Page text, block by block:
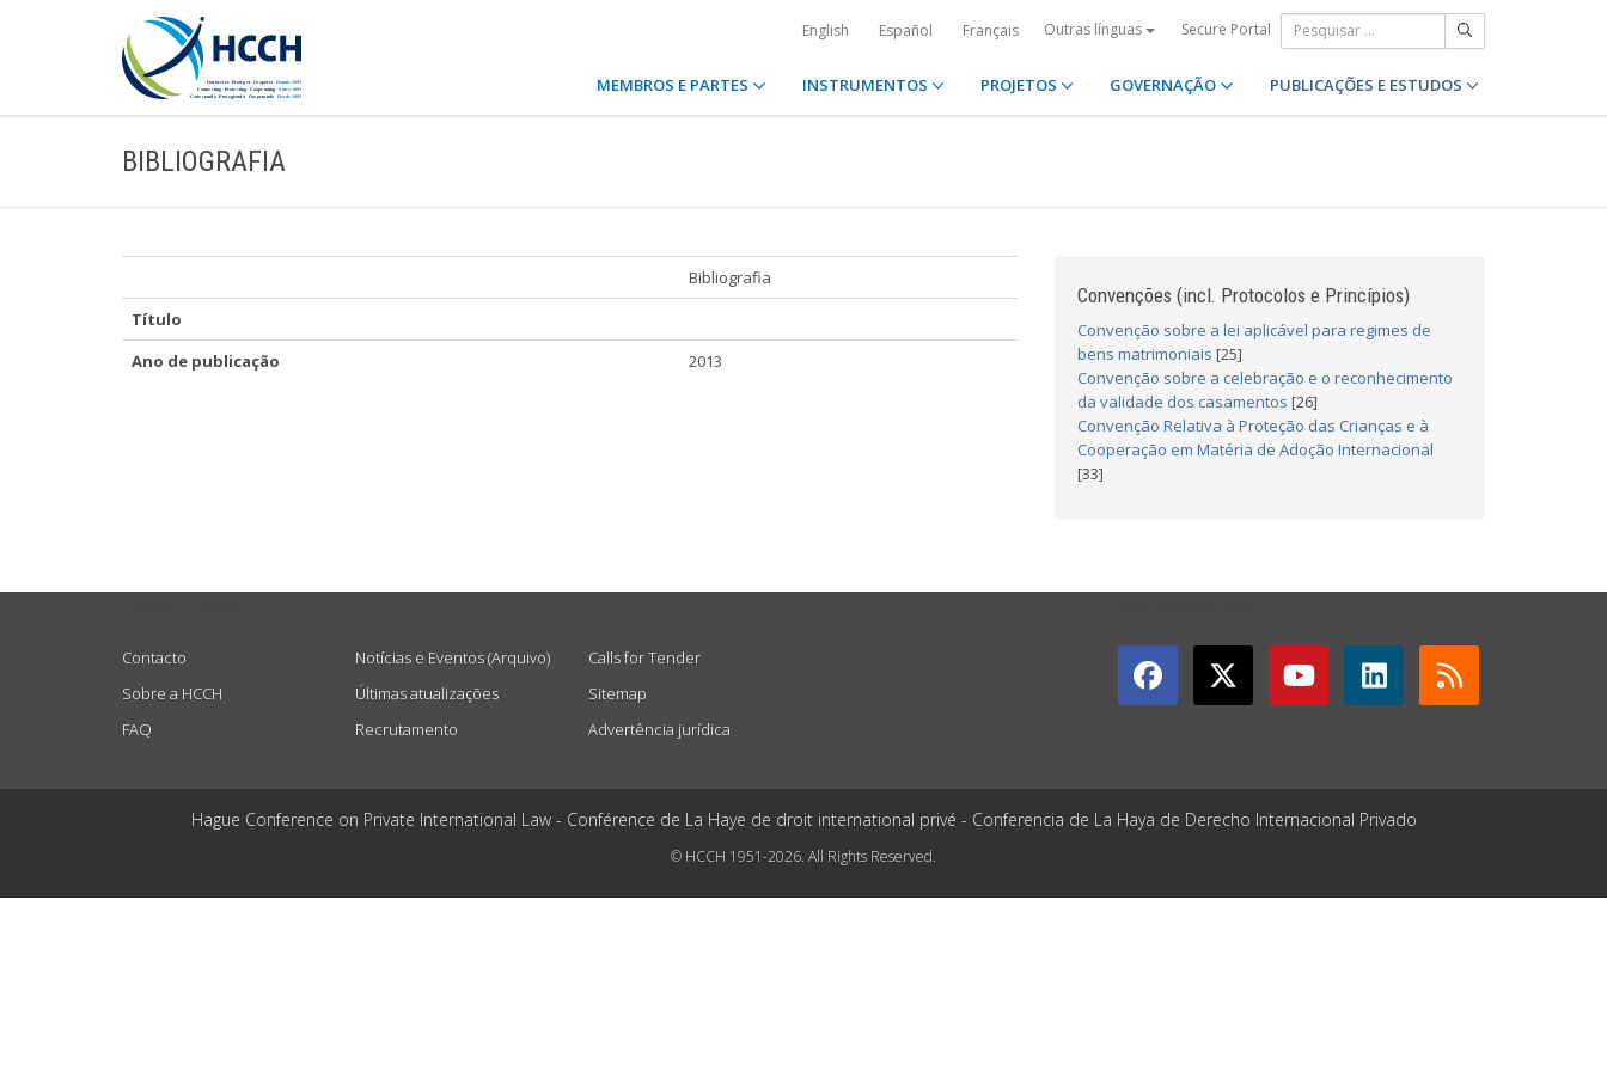
English Español Français Outras línguas Secure Portal
MEMBROS E PARTES INSTRUMENTOS PROJETOS GOVERNAÇÃO PUBLICAÇÕES E ESTUDOS
BIBLIOGRAFIA
Bibliografia
Título
Ano de publicação
2013
Convenções (incl. Protocolos e Princípios)
Convenção sobre a lei aplicável para regimes de
bens matrimoniais [25]
Convenção sobre a celebração e o reconhecimento
da validade dos casamentos [26]
Convenção Relativa à Proteção das Crianças e à
Cooperação em Matéria de Adoção Internacional
[33]
Contacto
Sobre a HCCH
FAQ
Notícias e Eventos (Arquivo)
Últimas atualizações
Recrutamento
Calls for Tender
Sitemap
Advertência jurídica
Hague Conference on Private International Law - Conférence de La Haye de droit international privé - Conferencia de La Haya de Derecho Internacional Privado
© HCCH 1951-2026. All Rights Reserved.